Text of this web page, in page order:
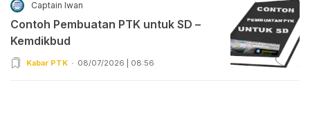
Captain Iwan
Contoh Pembuatan PTK untuk SD –
Kemdikbud
Kabar PTK 08/07/2026 | 08:56